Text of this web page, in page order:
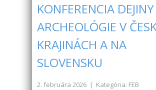
KONFERENCIA DEJINY
ARCHEOLÓGIE V
KRAJINÁCH A NA
SLOVENSKU
2. februára 2026 | Kategória: FEB